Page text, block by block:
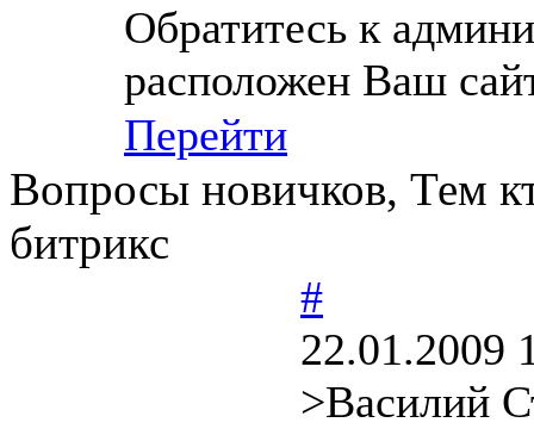
Обратитесь к
расположен Ваш
Перейти
Вопросы новичков, Тем
битрикс
#
22.01.2009
>Василий